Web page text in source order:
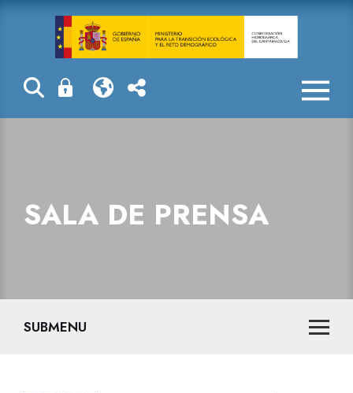
Sala de prensa
SALA DE PRENSA
SUBMENU